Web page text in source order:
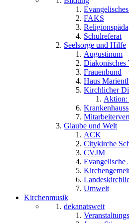
FAKS
Schulreferat
Seelsorge und Hilfe
Augustinum
Diakonisches
Frauenbund
Haus
Kirchlicher
Aktion:
Glaube und Welt
ACK
Citykirche
CVJM
Evangelische
Umwelt
Kirchenmusik
dekanatsweit